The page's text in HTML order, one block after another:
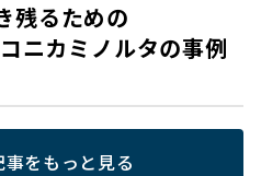
残るための
カミノルタの事例
をもっと見る